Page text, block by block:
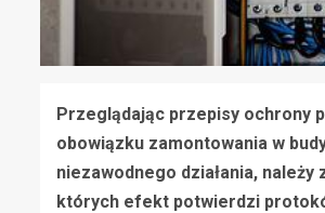
Przeglądając przepisy ochrony
obowiązku zamontowania w
niezawodnego działania,
których efekt potwierdzi